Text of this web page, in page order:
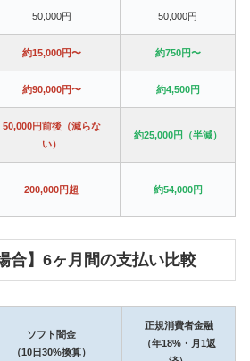
50,000円 50,000円
約15,000円〜 約750円〜
約90,000円〜 約4,500円
50,000円前後（減らな
い）
約25,000円（半減）
200,000円超 約54,000円
合】6ヶ月間の支払い比較
ソフト闇金
（10日30%換算）
正規消費者金融
（年18%・月1返